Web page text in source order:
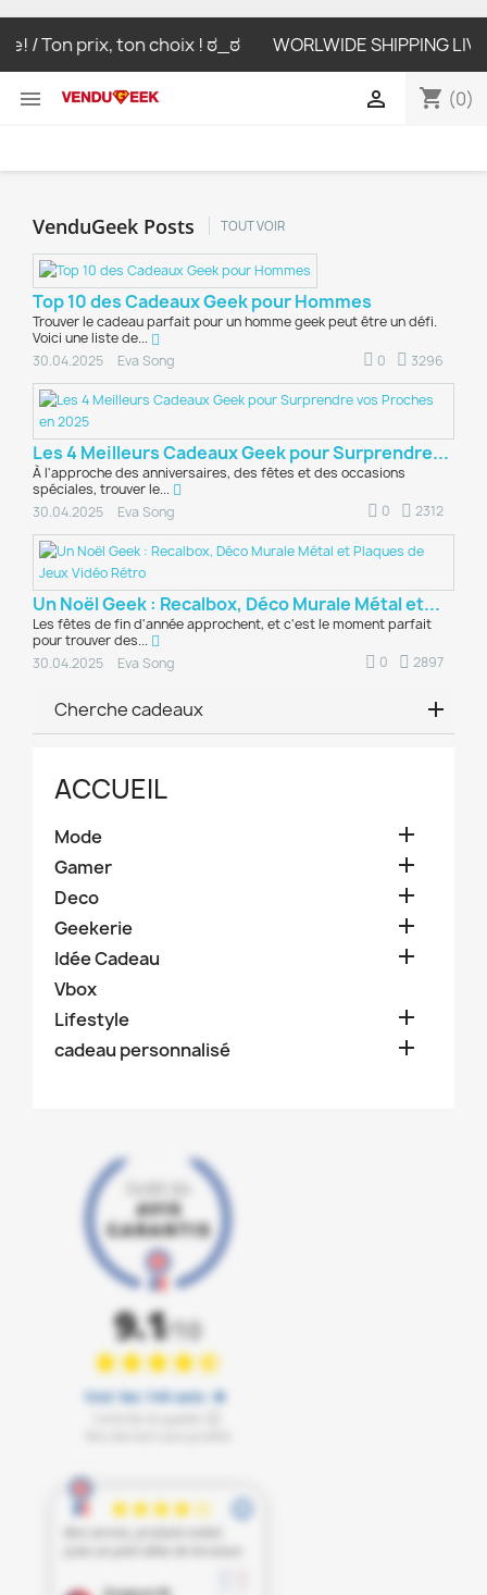
/ Ton prix, ton choix ! ಠ_ಠ WORLWIDE SHIPPING
 shopping_cart (0)

VenduGeek Posts TOUT VOIR
Top 10 des Cadeaux Geek pour Hommes
Trouver le cadeau parfait pour un homme geek peut être un défi.
Voici une liste de...
30.04.2025
Eva Song 3296
0
Les 4 Meilleurs Cadeaux Geek pour Surprendre...
À l'approche des anniversaires, des fêtes et des occasions
spéciales, trouver le...
30.04.2025
Eva Song 2312
0
Un Noël Geek : Recalbox, Déco Murale Métal et...
Les fêtes de fin d'année approchent, et c'est le moment parfait
pour trouver des...
30.04.2025
Eva Song 2897
0
Cherche cadeaux
ACCUEIL
Mode 
Gamer 
Deco 
Geekerie 
Idée Cadeau 
Vbox
Lifestyle

cadeau personnalisé 